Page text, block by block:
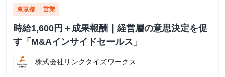
東京都 営業
時給1,600円＋成果報酬｜経営層の意思決定を促
す「M&Aインサイドセールス」
株式会社リンクタイズワークス